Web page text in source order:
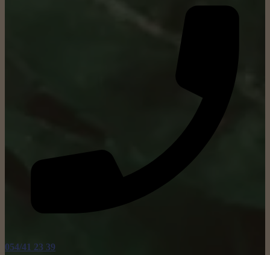
054/41 23 39